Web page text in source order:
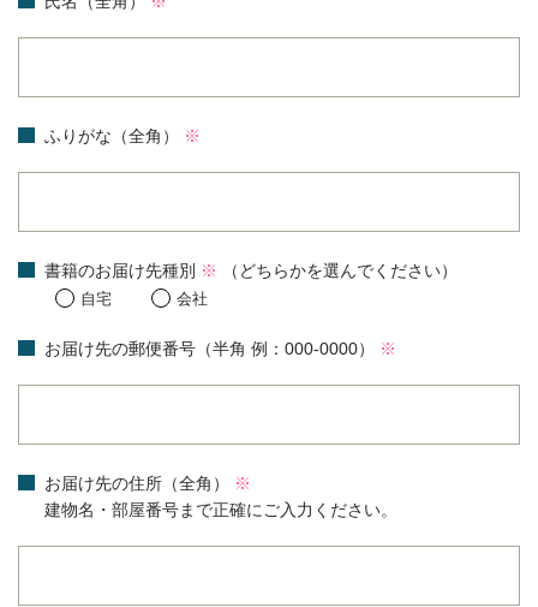
ふりがな（全角） ※
書籍のお届け先種別 ※
（どちらかを選んでください）
自宅
会社
お届け先の郵便番号（半角 例：000-0000） ※
お届け先の住所（全角）
※
建物名・部屋番号まで正確にご入力ください。